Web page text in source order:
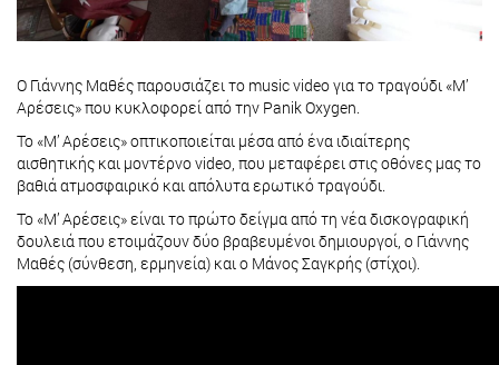
Ο Γιάννης Μαθές παρουσιάζει το music video για το τραγούδι «Μ’
Αρέσεις» που κυκλοφορεί από την Panik Oxygen.
Το «Μ’ Αρέσεις» οπτικοποιείται μέσα από ένα ιδιαίτερης
αισθητικής και μοντέρνο video, που μεταφέρει στις οθόνες μας το
βαθιά ατμοσφαιρικό και απόλυτα ερωτικό τραγούδι.
Το «Μ’ Αρέσεις» είναι το πρώτο δείγμα από τη νέα δισκογραφική
δουλειά που ετοιμάζουν δύο βραβευμένοι δημιουργοί, ο Γιάννης
Μαθές (σύνθεση, ερμηνεία) και ο Μάνος Σαγκρής (στίχοι).